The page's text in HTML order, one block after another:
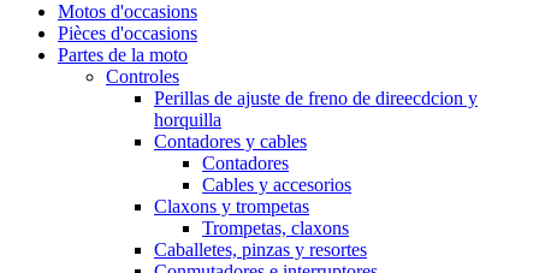
Motos d'occasions
Pièces d'occasions
Partes de la moto
Controles
Perillas de ajuste de freno de direecdcion y
horquilla
Contadores y cables
Contadores
Cables y accesorios
Claxons y trompetas
Trompetas, claxons
Caballetes, pinzas y resortes